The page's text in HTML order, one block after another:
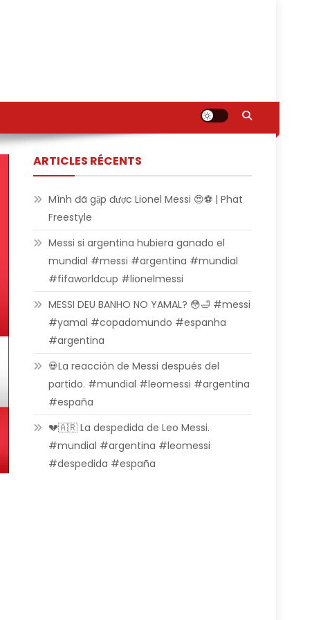
ARTICLES RÉCENTS
Mình đã gặp được Lionel Messi 😍⚽ | Phat
Freestyle
Messi si argentina hubiera ganado el
mundial #messi #argentina #mundial
#fifaworldcup #lionelmessi
MESSI DEU BANHO NO YAMAL? 😳🛁 #messi
#yamal #copadomundo #espanha
#argentina
💀La reacción de Messi después del
partido. #mundial #leomessi #argentina
#españa
💔🇦🇷 La despedida de Leo Messi.
#mundial #argentina #leomessi
#despedida #españa